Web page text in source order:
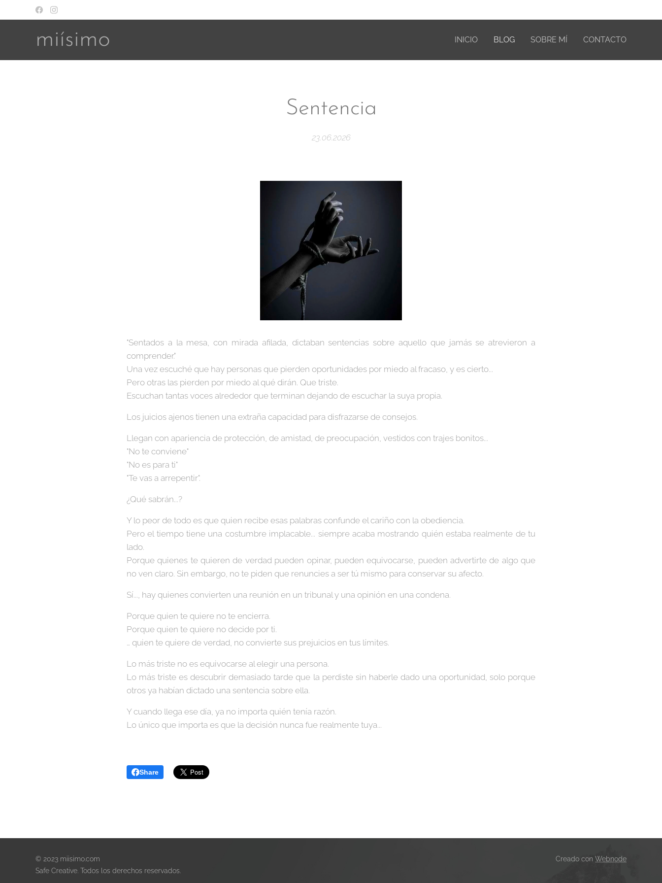
miísimo INICIO BLOG SOBRE MÍ CONTACTO
Sentencia
23.06.2026
"Sentados a la mesa, con mirada afilada, dictaban sentencias sobre aquello que jamás se atrevieron a
comprender."
Una vez escuché que hay personas que pierden oportunidades por miedo al fracaso, y es cierto...
Pero otras las pierden por miedo al qué dirán. Que triste.
Escuchan tantas voces alrededor que terminan dejando de escuchar la suya propia.
Los juicios ajenos tienen una extraña capacidad para disfrazarse de consejos.
Llegan con apariencia de protección, de amistad, de preocupación, vestidos con trajes bonitos...
"No te conviene"
"No es para ti"
"Te vas a arrepentir".
¿Qué sabrán...?
Y lo peor de todo es que quien recibe esas palabras confunde el cariño con la obediencia.
Pero el tiempo tiene una costumbre implacable... siempre acaba mostrando quién estaba realmente de tu
lado.
Porque quienes te quieren de verdad pueden opinar, pueden equivocarse, pueden advertirte de algo que
no ven claro. Sin embargo, no te piden que renuncies a ser tú mismo para conservar su afecto.
Sí..., hay quienes convierten una reunión en un tribunal y una opinión en una condena.
Porque quien te quiere no te encierra.
Porque quien te quiere no decide por ti.
… quien te quiere de verdad, no convierte sus prejuicios en tus límites.
Lo más triste no es equivocarse al elegir una persona.
Lo más triste es descubrir demasiado tarde que la perdiste sin haberle dado una oportunidad, solo porque
otros ya habían dictado una sentencia sobre ella.
Y cuando llega ese día, ya no importa quién tenía razón.
Lo único que importa es que la decisión nunca fue realmente tuya...
Share
© 2023 miisimo.com
Safe Creative. Todos los derechos reservados.
Creado con Webnode